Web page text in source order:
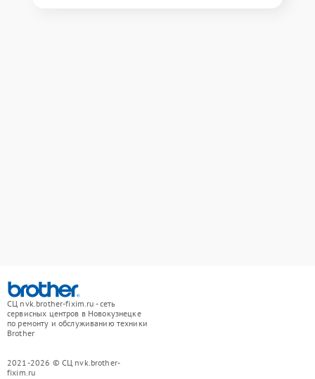
СЦ nvk.brother-fixim.ru - сеть
сервисных центров в Новокузнецке
по ремонту и обслуживанию техники
Brother
2021-2026 © СЦ nvk.brother-
fixim.ru